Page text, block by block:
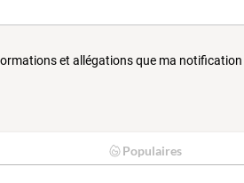
et allégations que ma
Populaires